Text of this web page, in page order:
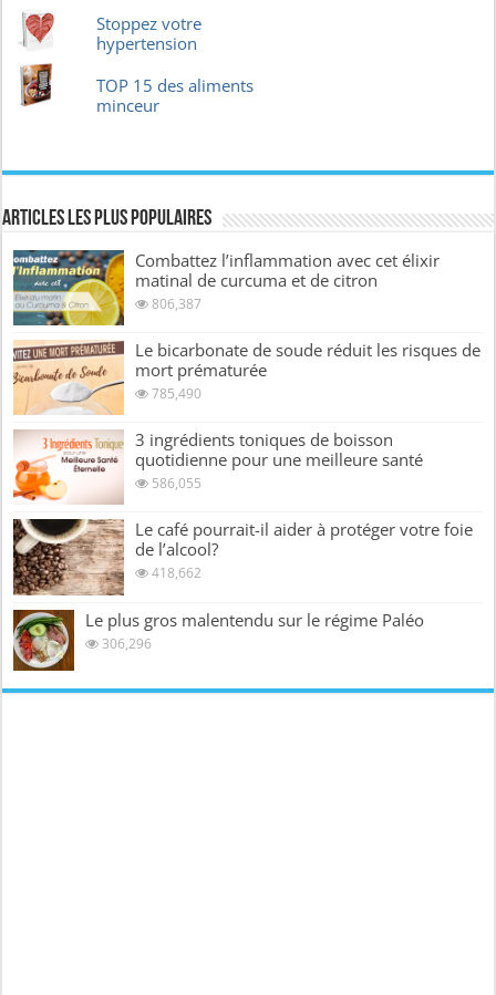
Stoppez votre
hypertension
TOP 15 des aliments
minceur
Articles les plus Populaires
Combattez l’inflammation avec cet élixir
matinal de curcuma et de citron
806,387
Le bicarbonate de soude réduit les risques de
mort prématurée
785,490
3 ingrédients toniques de boisson
quotidienne pour une meilleure santé
586,055
Le café pourrait-il aider à protéger votre foie
de l’alcool?
418,662
Le plus gros malentendu sur le régime Paléo
306,296